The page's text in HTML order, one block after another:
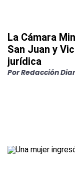
La Cámara
San Juan y
jurídica
PorRedacción